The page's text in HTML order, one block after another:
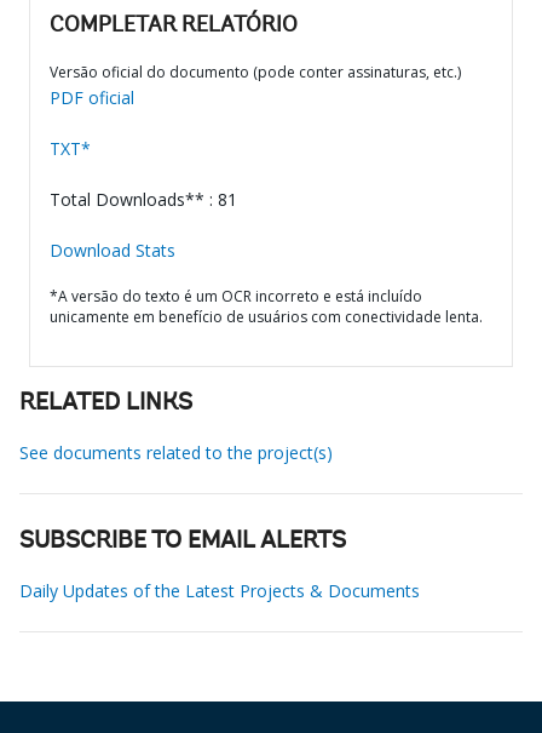
COMPLETAR RELATÓRIO
Versão oficial do documento (pode conter assinaturas, etc.)
PDF oficial
TXT*
Total Downloads** : 81
Download Stats
*A versão do texto é um OCR incorreto e está incluído
unicamente em benefício de usuários com conectividade lenta.
RELATED LINKS
See documents related to the project(s)
SUBSCRIBE TO EMAIL ALERTS
Daily Updates of the Latest Projects & Documents